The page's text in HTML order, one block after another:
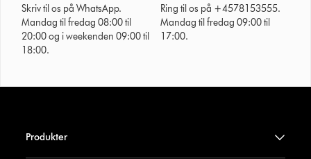
Skriv til os på WhatsApp.
Mandag til fredag 08:00 til
20:00 og i weekenden 09:00 til
18:00.
Ring til os på +4578153555.
Mandag til fredag 09:00 til
17:00.
Produkter